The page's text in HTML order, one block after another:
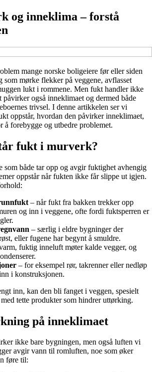
og inneklima – forstå
mange norske boligeiere før eller siden
som mørke flekker på veggene, avflasset
lukt i rommene. Men fukt handler ikke
påvirker også inneklimaet og dermed både
trivsel. I denne artikkelen ser vi
oppstår, hvordan den påvirker inneklimaet,
å forebygge og utbedre problemet.
fukt i murverk?
som både tar opp og avgir fuktighet avhengig
oppstår når fukten ikke får slippe ut igjen.
– når fukt fra bakken trekker opp
og inn i veggene, ofte fordi fuktsperren er
– særlig i eldre bygninger der
eller fugene har begynt å smuldre.
fuktig inneluft møter kalde vegger, og
– for eksempel rør, takrenner eller nedløp
i konstruksjonen.
inn, kan den bli fanget i veggen, spesielt
tette produkter som hindrer uttørking.
på inneklimaet
ikke bare bygningen, men også luften vi
avgir vann til romluften, noe som øker
føre til: